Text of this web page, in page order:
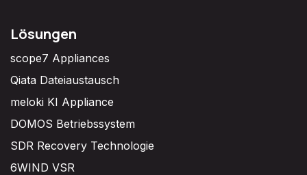
Lösungen
scope7 Appliances
Qiata Dateiaustausch
meloki KI Appliance
DOMOS Betriebssystem
SDR Recovery Technologie
6WIND VSR